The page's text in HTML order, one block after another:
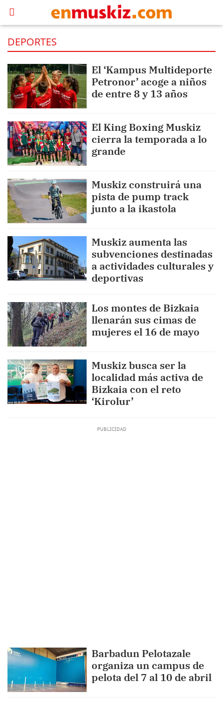
DEPORTES
El ‘Kampus Multideporte
Petronor’ acoge a niños
de entre 8 y 13 años
El King Boxing Muskiz
cierra la temporada a lo
grande
Muskiz construirá una
pista de pump track
junto a la ikastola
Muskiz aumenta las
subvenciones destinadas
a actividades culturales y
deportivas
Los montes de Bizkaia
llenarán sus cimas de
mujeres el 16 de mayo
Muskiz busca ser la
localidad más activa de
Bizkaia con el reto
‘Kirolur’
Barbadun Pelotazale
organiza un campus de
pelota del 7 al 10 de abril